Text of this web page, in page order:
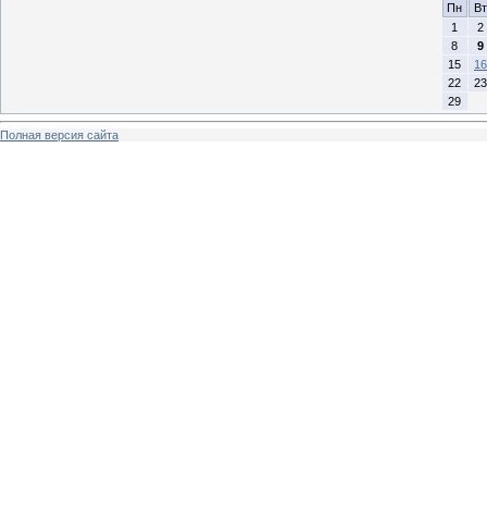
Пн
Вт
1
2
8
9
15
16
22
23
29
Полная версия сайта